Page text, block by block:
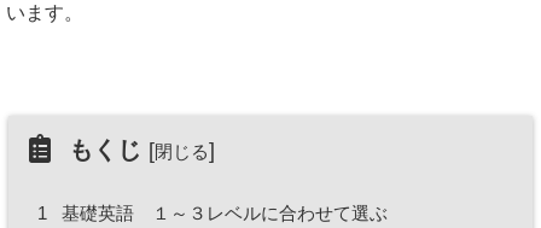
います。
もくじ [閉じる]
1 基礎英語 １～３レベルに合わせて選ぶ